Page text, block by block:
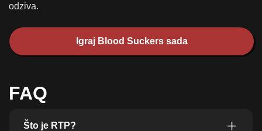
odziva.
Igraj Blood Suckers sada
FAQ
Što je RTP?